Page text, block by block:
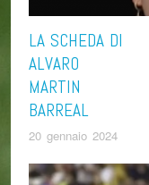
LA SCHEDA DI
ALVARO
MARTIN
BARREAL
20 gennaio 2024